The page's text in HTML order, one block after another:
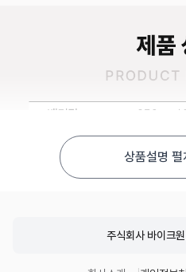
상품설명 펼
주식회사 바이크